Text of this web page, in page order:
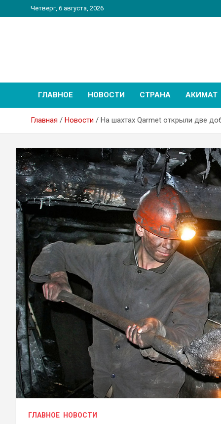
к
Четверг, 6 августа, 2026
ГЛАВНОЕ НОВОСТИ СТРАНА АКИМАТ
Главная Новости На шахтах Qarmet открыли две
ГЛАВНОЕ НОВОСТИ